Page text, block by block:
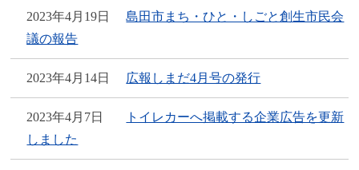
2023年4月19日
島田市まち・ひと・しごと創生市民会
議の報告
2023年4月14日 広報しまだ4月号の発行
2023年4月7日
トイレカーへ掲載する企業広告を更新
しました